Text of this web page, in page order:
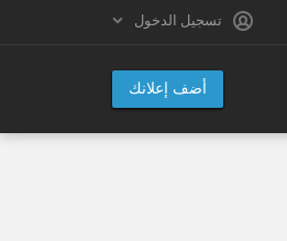
تسجيل الدخول
أضف إعلانك